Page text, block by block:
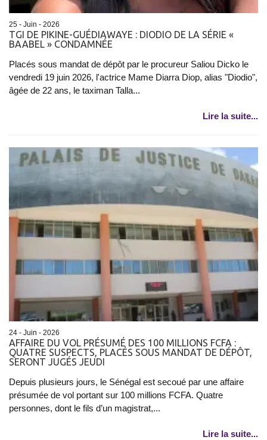
25 - Juin - 2026
TGI DE PIKINE-GUÉDIAWAYE : DIODIO DE LA SÉRIE «
BAABEL » CONDAMNÉE
Placés sous mandat de dépôt par le procureur Saliou Dicko le
vendredi 19 juin 2026, l'actrice Mame Diarra Diop, alias "Diodio",
âgée de 22 ans, le taximan Talla...
Lire la suite...
24 - Juin - 2026
AFFAIRE DU VOL PRÉSUMÉ DES 100 MILLIONS FCFA :
QUATRE SUSPECTS, PLACÉS SOUS MANDAT DE DÉPÔT,
SERONT JUGÉS JEUDI
Depuis plusieurs jours, le Sénégal est secoué par une affaire
présumée de vol portant sur 100 millions FCFA. Quatre
personnes, dont le fils d’un magistrat,...
Lire la suite...